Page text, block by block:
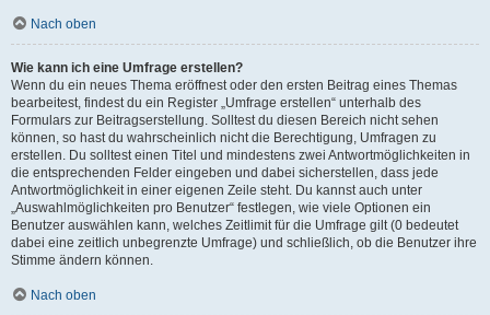
Nach oben
Wie kann ich eine Umfrage erstellen?
Wenn du ein neues Thema eröffnest oder den ersten Beitrag eines Themas
bearbeitest, findest du ein Register „Umfrage erstellen“ unterhalb des
Formulars zur Beitragserstellung. Solltest du diesen Bereich nicht sehen
können, so hast du wahrscheinlich nicht die Berechtigung, Umfragen zu
erstellen. Du solltest einen Titel und mindestens zwei Antwortmöglichkeiten in
die entsprechenden Felder eingeben und dabei sicherstellen, dass jede
Antwortmöglichkeit in einer eigenen Zeile steht. Du kannst auch unter
„Auswahlmöglichkeiten pro Benutzer“ festlegen, wie viele Optionen ein
Benutzer auswählen kann, welches Zeitlimit für die Umfrage gilt (0 bedeutet
dabei eine zeitlich unbegrenzte Umfrage) und schließlich, ob die Benutzer ihre
Stimme ändern können.
Nach oben